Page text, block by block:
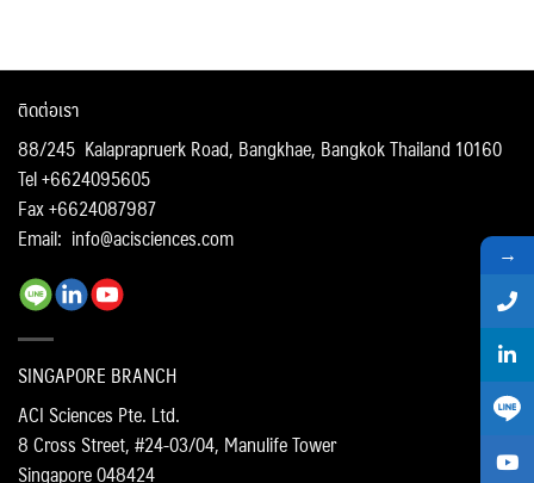
ติดต่อเรา
88/245 Kalaprapruerk Road, Bangkhae, Bangkok Thailand 10160
Tel +6624095605
Fax +6624087987
Email: info@acisciences.com
SINGAPORE BRANCH
ACI Sciences Pte. Ltd.
8 Cross Street, #24-03/04, Manulife Tower
Singapore 048424
→